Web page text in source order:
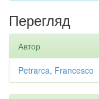
Перегляд
Автор
Petrarca, Francesco